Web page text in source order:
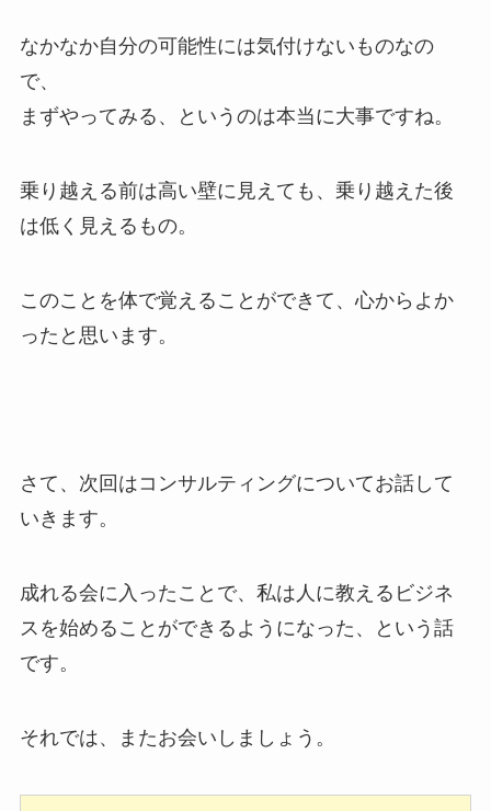
なかなか自分の可能性には気付けないものなの
で、
まずやってみる、というのは本当に大事ですね。
乗り越える前は高い壁に見えても、乗り越えた後
は低く見えるもの。
このことを体で覚えることができて、心からよか
ったと思います。
さて、次回はコンサルティングについてお話して
いきます。
成れる会に入ったことで、私は人に教えるビジネ
スを始めることができるようになった、という話
です。
それでは、またお会いしましょう。